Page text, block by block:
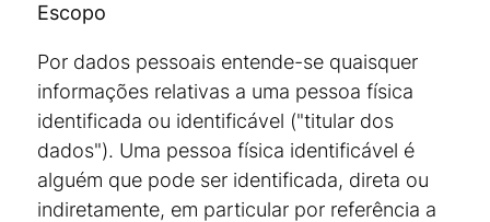
Escopo
Por dados pessoais entende-se quaisquer
informações relativas a uma pessoa física
identificada ou identificável ("titular dos
dados"). Uma pessoa física identificável é
alguém que pode ser identificada, direta ou
indiretamente, em particular por referência a